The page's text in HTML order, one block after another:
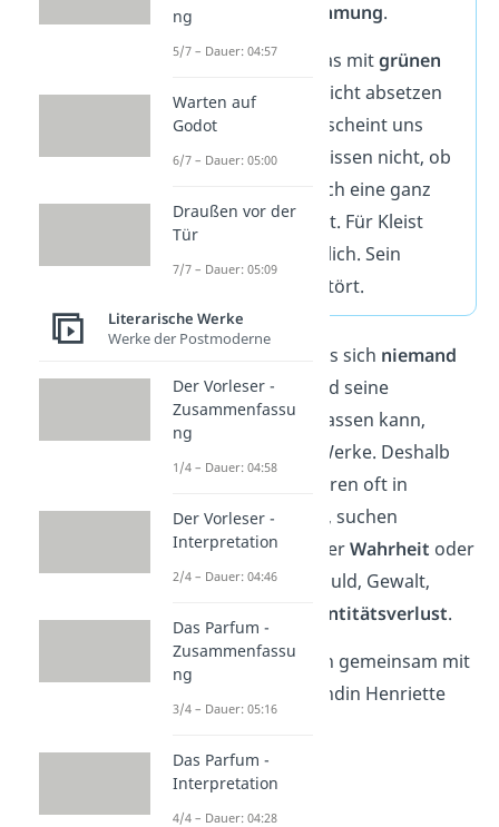
andere
Wahrnehmung.
Kleist verglich das mitgrünen
Brillen
, die wir nicht absetzen
können: Alles erscheint uns
grün, aber wir wissen nicht, ob
die Welt eigentlich eine ganz
andere Farbe
hat. Für Kleist
war das schrecklich. Sein
Glaube war zerstört.
Dieses Gefühl, dass sich niemand
auf seine Sinne und seine
Mitmenschen verlassen kann,
prägte alle seine Werke. Deshalb
geraten seine Figuren oft in
extremeKonflikte , suchen
verzweifelt nach derWahrheit oder
zerbrechen an Schuld, Gewalt,
Identitätsverlust.
1811nimmt er sich gemeinsam mit
seiner guten Freundin Henriette
ng
5/7 – Dauer: 04:57
Warten auf
Godot
6/7 – Dauer: 05:00
Draußen vor der
Tür
7/7 – Dauer: 05:09
Literarische Werke
Werke der Postmoderne
Der Vorleser -
Zusammenfassu
ng
1/4 – Dauer: 04:58
Der Vorleser -
Interpretation
2/4 – Dauer: 04:46
Das Parfum -
Zusammenfassu
ng
3/4 – Dauer: 05:16
Das Parfum -
Interpretation
4/4 – Dauer: 04:28